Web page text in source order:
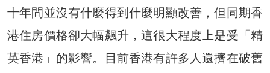
十年間並沒有什麼得到什麼明顯改善，但同期香
港住房價格卻大幅飆升，這很大程度上是受「精
英香港」的影響。目前香港有許多人還擠在破舊